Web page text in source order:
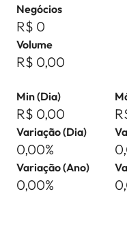
Negócios
R$ 0
Volume
R$ 0,00
Min (Dia)
R$ 0,00
Variação (Dia)
0,00%
Variação (Ano)
0,00%